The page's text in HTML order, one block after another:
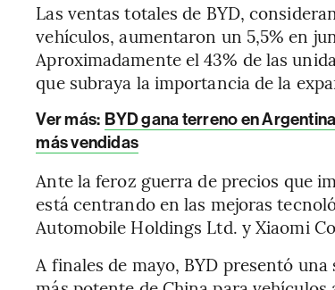
Las ventas totales de BYD,
vehículos, aumentaron un 5,5% en
Aproximadamente el 43% de las
que subraya la importancia de la
Ver más: BYD gana terreno en
más vendidas
Ante la feroz guerra de precios que
está centrando en las mejoras
Automobile Holdings Ltd. y Xiaomi
A finales de mayo, BYD presentó